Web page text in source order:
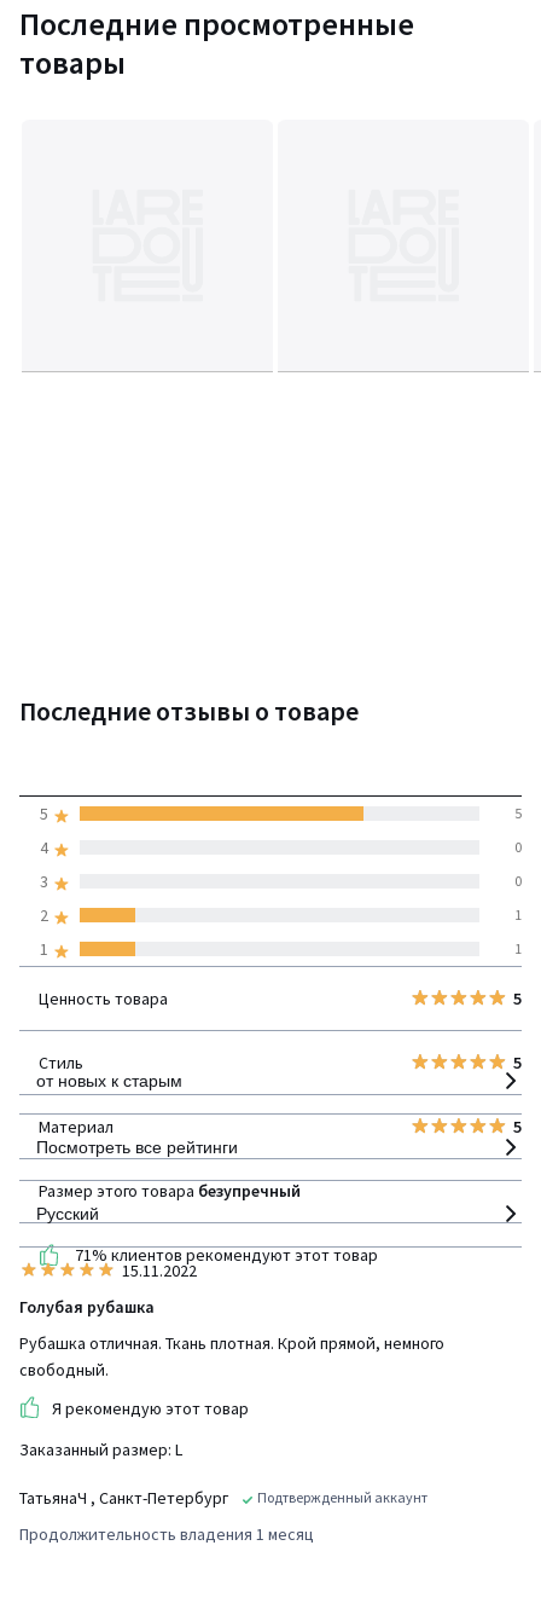
Последние просмотренные
товары
Последние отзывы о товаре
(7 отзывов)
1 1
2 1
3 0
4 0
5 5
Ценность товара 5
Стиль 5
Материал 5
Размер этого товара безупречный
71% клиентов рекомендуют этот товар
от новых к старым
Посмотреть все рейтинги
Русский
15.11.2022
Голубая рубашка
Рубашка отличная. Ткань плотная. Крой прямой, немного
свободный.
Я рекомендую этот товар
Заказанный размер: L
ТатьянаЧ , Санкт-Петербург Подтвержденный аккаунт
Продолжительность владения 1 месяц